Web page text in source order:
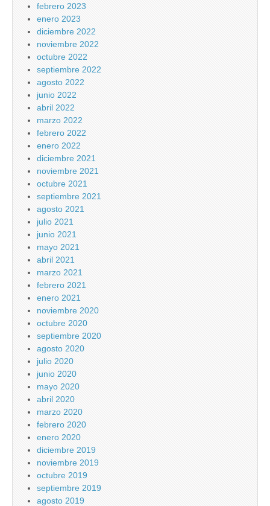
febrero 2023
enero 2023
diciembre 2022
noviembre 2022
octubre 2022
septiembre 2022
agosto 2022
junio 2022
abril 2022
marzo 2022
febrero 2022
enero 2022
diciembre 2021
noviembre 2021
octubre 2021
septiembre 2021
agosto 2021
julio 2021
junio 2021
mayo 2021
abril 2021
marzo 2021
febrero 2021
enero 2021
noviembre 2020
octubre 2020
septiembre 2020
agosto 2020
julio 2020
junio 2020
mayo 2020
abril 2020
marzo 2020
febrero 2020
enero 2020
diciembre 2019
noviembre 2019
octubre 2019
septiembre 2019
agosto 2019